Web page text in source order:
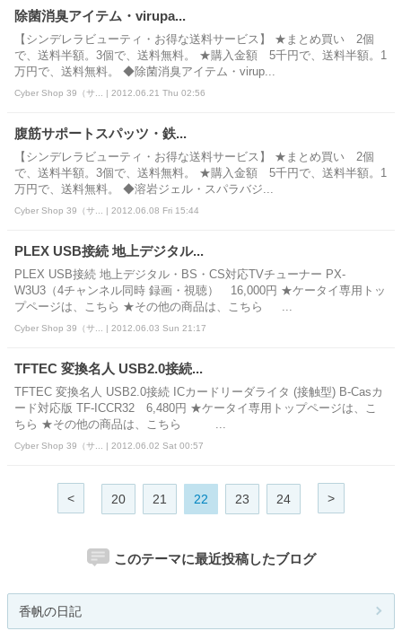
除菌消臭アイテム・virupa...
【シンデレラビューティ・お得な送料サービス】 ★まとめ買い 2個
で、送料半額。3個で、送料無料。 ★購入金額 5千円で、送料半額。1
万円で、送料無料。 ◆除菌消臭アイテム・virup...
Cyber Shop 39（サ... | 2012.06.21 Thu 02:56
腹筋サポートスパッツ・鉄...
【シンデレラビューティ・お得な送料サービス】 ★まとめ買い 2個
で、送料半額。3個で、送料無料。 ★購入金額 5千円で、送料半額。1
万円で、送料無料。 ◆溶岩ジェル・スパラバジ...
Cyber Shop 39（サ... | 2012.06.08 Fri 15:44
PLEX USB接続 地上デジタル...
PLEX USB接続 地上デジタル・BS・CS対応TVチューナー PX-
W3U3（4チャンネル同時 録画・視聴） 16,000円 ★ケータイ専用トッ
プページは、こちら ★その他の商品は、こちら ...
Cyber Shop 39（サ... | 2012.06.03 Sun 21:17
TFTEC 変換名人 USB2.0接続...
TFTEC 変換名人 USB2.0接続 ICカードリーダライタ (接触型) B-Casカ
ード対応版 TF-ICCR32 6,480円 ★ケータイ専用トップページは、こ
ちら ★その他の商品は、こちら ...
Cyber Shop 39（サ... | 2012.06.02 Sat 00:57
< 20 21 22 23 24 >
このテーマに最近投稿したブログ
香帆の日記